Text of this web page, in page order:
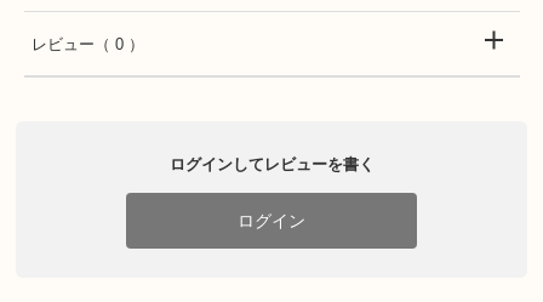
レビュー （ 0 ）
ログインしてレビューを書く
ログイン